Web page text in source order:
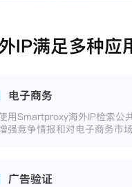
IP满足多种应
电子商务
用Smartproxy海外IP检索公
强竞争情报和对电子商务市场
广告验证